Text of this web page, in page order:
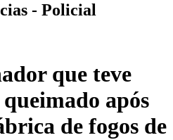
- Policial
que teve
após
de fogos de